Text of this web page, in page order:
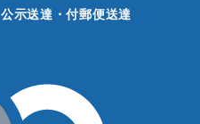
公示送達・付郵便送達